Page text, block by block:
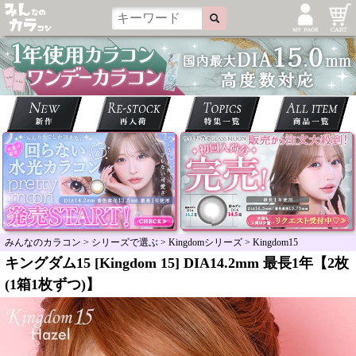
みんなのカラコン > シリーズで選ぶ > Kingdomシリーズ > Kingdom15
キングダム15 [Kingdom 15] DIA14.2mm 最長1年【2枚
(1箱1枚ずつ)】